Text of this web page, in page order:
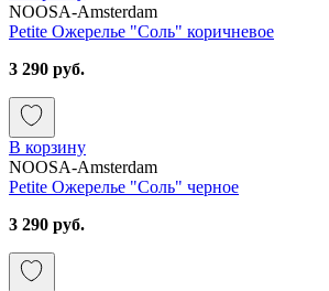
NOOSA-Amsterdam
Petite Ожерелье "Соль" коричневое
3 290 руб.
В корзину
NOOSA-Amsterdam
Petite Ожерелье "Соль" черное
3 290 руб.